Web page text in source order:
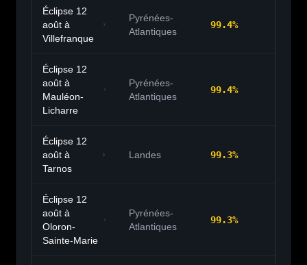
Éclipse 12
août à
Villefranque
Pyrénées-
Atlantiques
99.4%
Éclipse 12
août à
Mauléon-
Licharre
Pyrénées-
Atlantiques
99.4%
Éclipse 12
août à
Tarnos
Landes 99.3%
Éclipse 12
août à
Oloron-
Sainte-Marie
Pyrénées-
Atlantiques
99.3%